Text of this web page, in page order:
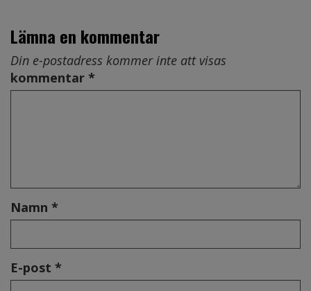
Lämna en kommentar
Din e-postadress kommer inte att visas
kommentar *
Namn *
E-post *